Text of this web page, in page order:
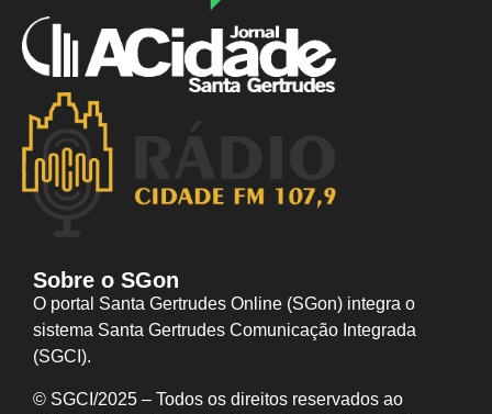
Sobre o SGon
O portal Santa Gertrudes Online (SGon) integra o
sistema Santa Gertrudes Comunicação Integrada
(SGCI).
© SGCI/2025 – Todos os direitos reservados ao